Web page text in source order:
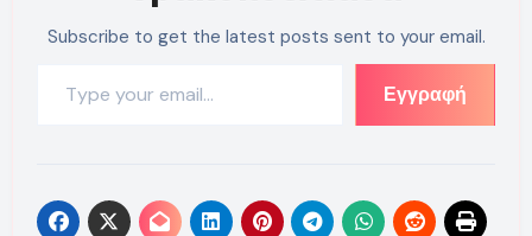
Subscribe to get the latest posts sent to your email.
Εγγραφή